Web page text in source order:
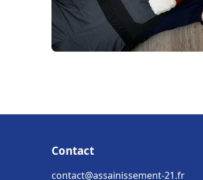
Contact
contact@assainissement-21.fr